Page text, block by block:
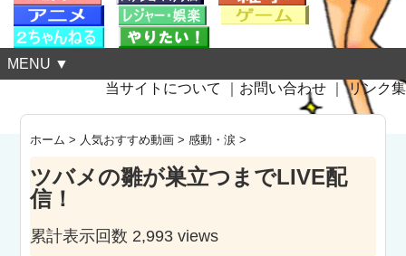
MENU ▼
当サイトについて
お問い合わせ ｜リンク集
ホーム > 人気おすすめ動画 >感動・涙 >
ツバメの雛が巣立つまでLIVE配
信！
累計表示回数 2,993 views